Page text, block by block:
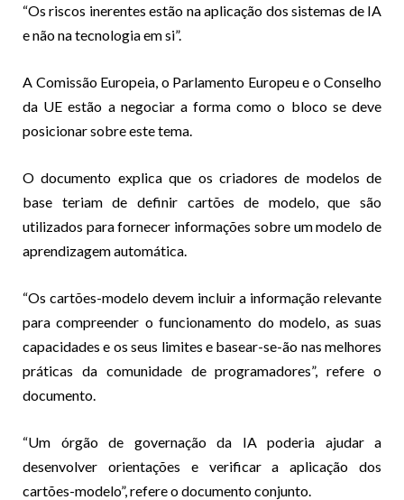
“Os riscos inerentes estão na aplicação dos sistemas de IA
e não na tecnologia em si”.
A Comissão Europeia, o Parlamento Europeu e o Conselho
da UE estão a negociar a forma como o bloco se deve
posicionar sobre este tema.
O documento explica que os criadores de modelos de
base teriam de definir cartões de modelo, que são
utilizados para fornecer informações sobre um modelo de
aprendizagem automática.
“Os cartões-modelo devem incluir a informação relevante
para compreender o funcionamento do modelo, as suas
capacidades e os seus limites e basear-se-ão nas melhores
práticas da comunidade de programadores”, refere o
documento.
“Um órgão de governação da IA poderia ajudar a
desenvolver orientações e verificar a aplicação dos
cartões-modelo”, refere o documento conjunto.